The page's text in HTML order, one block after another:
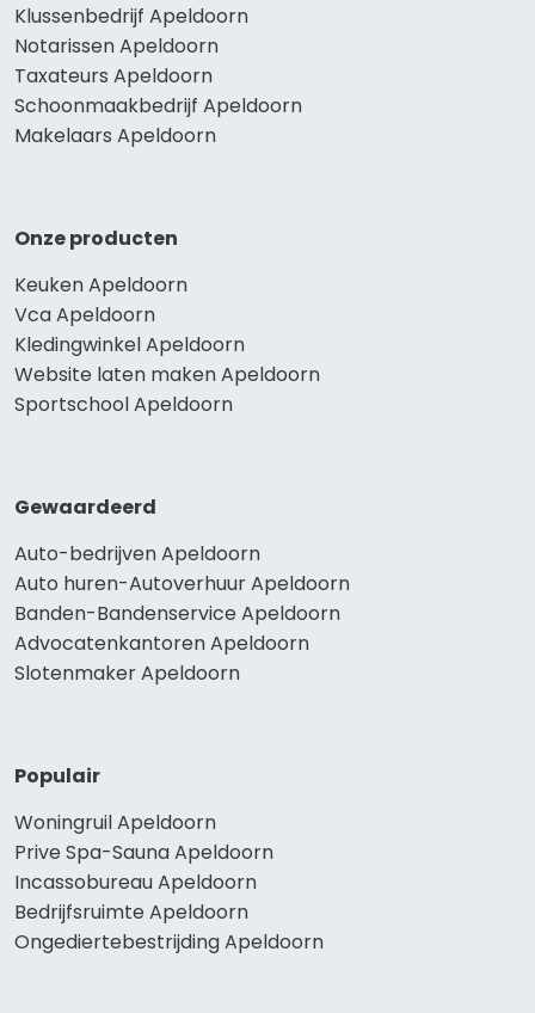
Klussenbedrijf Apeldoorn
Notarissen Apeldoorn
Taxateurs Apeldoorn
Schoonmaakbedrijf Apeldoorn
Makelaars Apeldoorn
Onze producten
Keuken Apeldoorn
Vca Apeldoorn
Kledingwinkel Apeldoorn
Website laten maken Apeldoorn
Sportschool Apeldoorn
Gewaardeerd
Auto-bedrijven Apeldoorn
Auto huren-Autoverhuur Apeldoorn
Banden-Bandenservice Apeldoorn
Advocatenkantoren Apeldoorn
Slotenmaker Apeldoorn
Populair
Woningruil Apeldoorn
Prive Spa-Sauna Apeldoorn
Incassobureau Apeldoorn
Bedrijfsruimte Apeldoorn
Ongediertebestrijding Apeldoorn